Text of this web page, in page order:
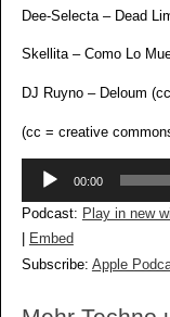
Dee-Selecta – Dead
Skellita – Como Lo
DJ Ruyno – Deloum
(cc = creative
Audio-
00:00
Podcast: Play in new
Embed
Subscribe: Apple